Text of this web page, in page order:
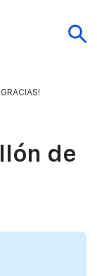
de